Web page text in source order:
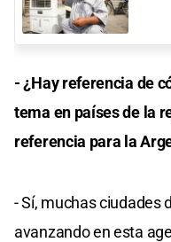
- ¿Hay referencia de
tema en países de la
referencia para la
- Sí, muchas ciudades
avanzando en esta